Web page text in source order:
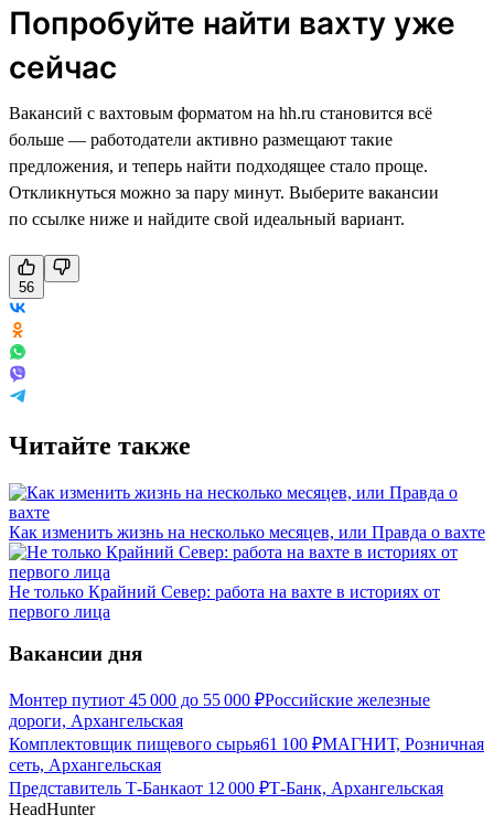
Попробуйте найти вахту уже
сейчас
Вакансий с вахтовым форматом на hh.ru становится всё
больше — работодатели активно размещают такие
предложения, и теперь найти подходящее стало проще.
Откликнуться можно за пару минут. Выберите вакансии
по ссылке ниже и найдите свой идеальный вариант.
56
Читайте также
Как изменить жизнь на несколько месяцев, или Правда о вахте
Не только Крайний Север: работа на вахте в историях от
первого лица
Вакансии дня
Монтер путиот 45 000 до 55 000 ₽Российские железные
дороги, Архангельская
Комплектовщик пищевого сырья61 100 ₽МАГНИТ, Розничная
сеть, Архангельская
Представитель Т-Банкаот 12 000 ₽Т-Банк, Архангельская
HeadHunter